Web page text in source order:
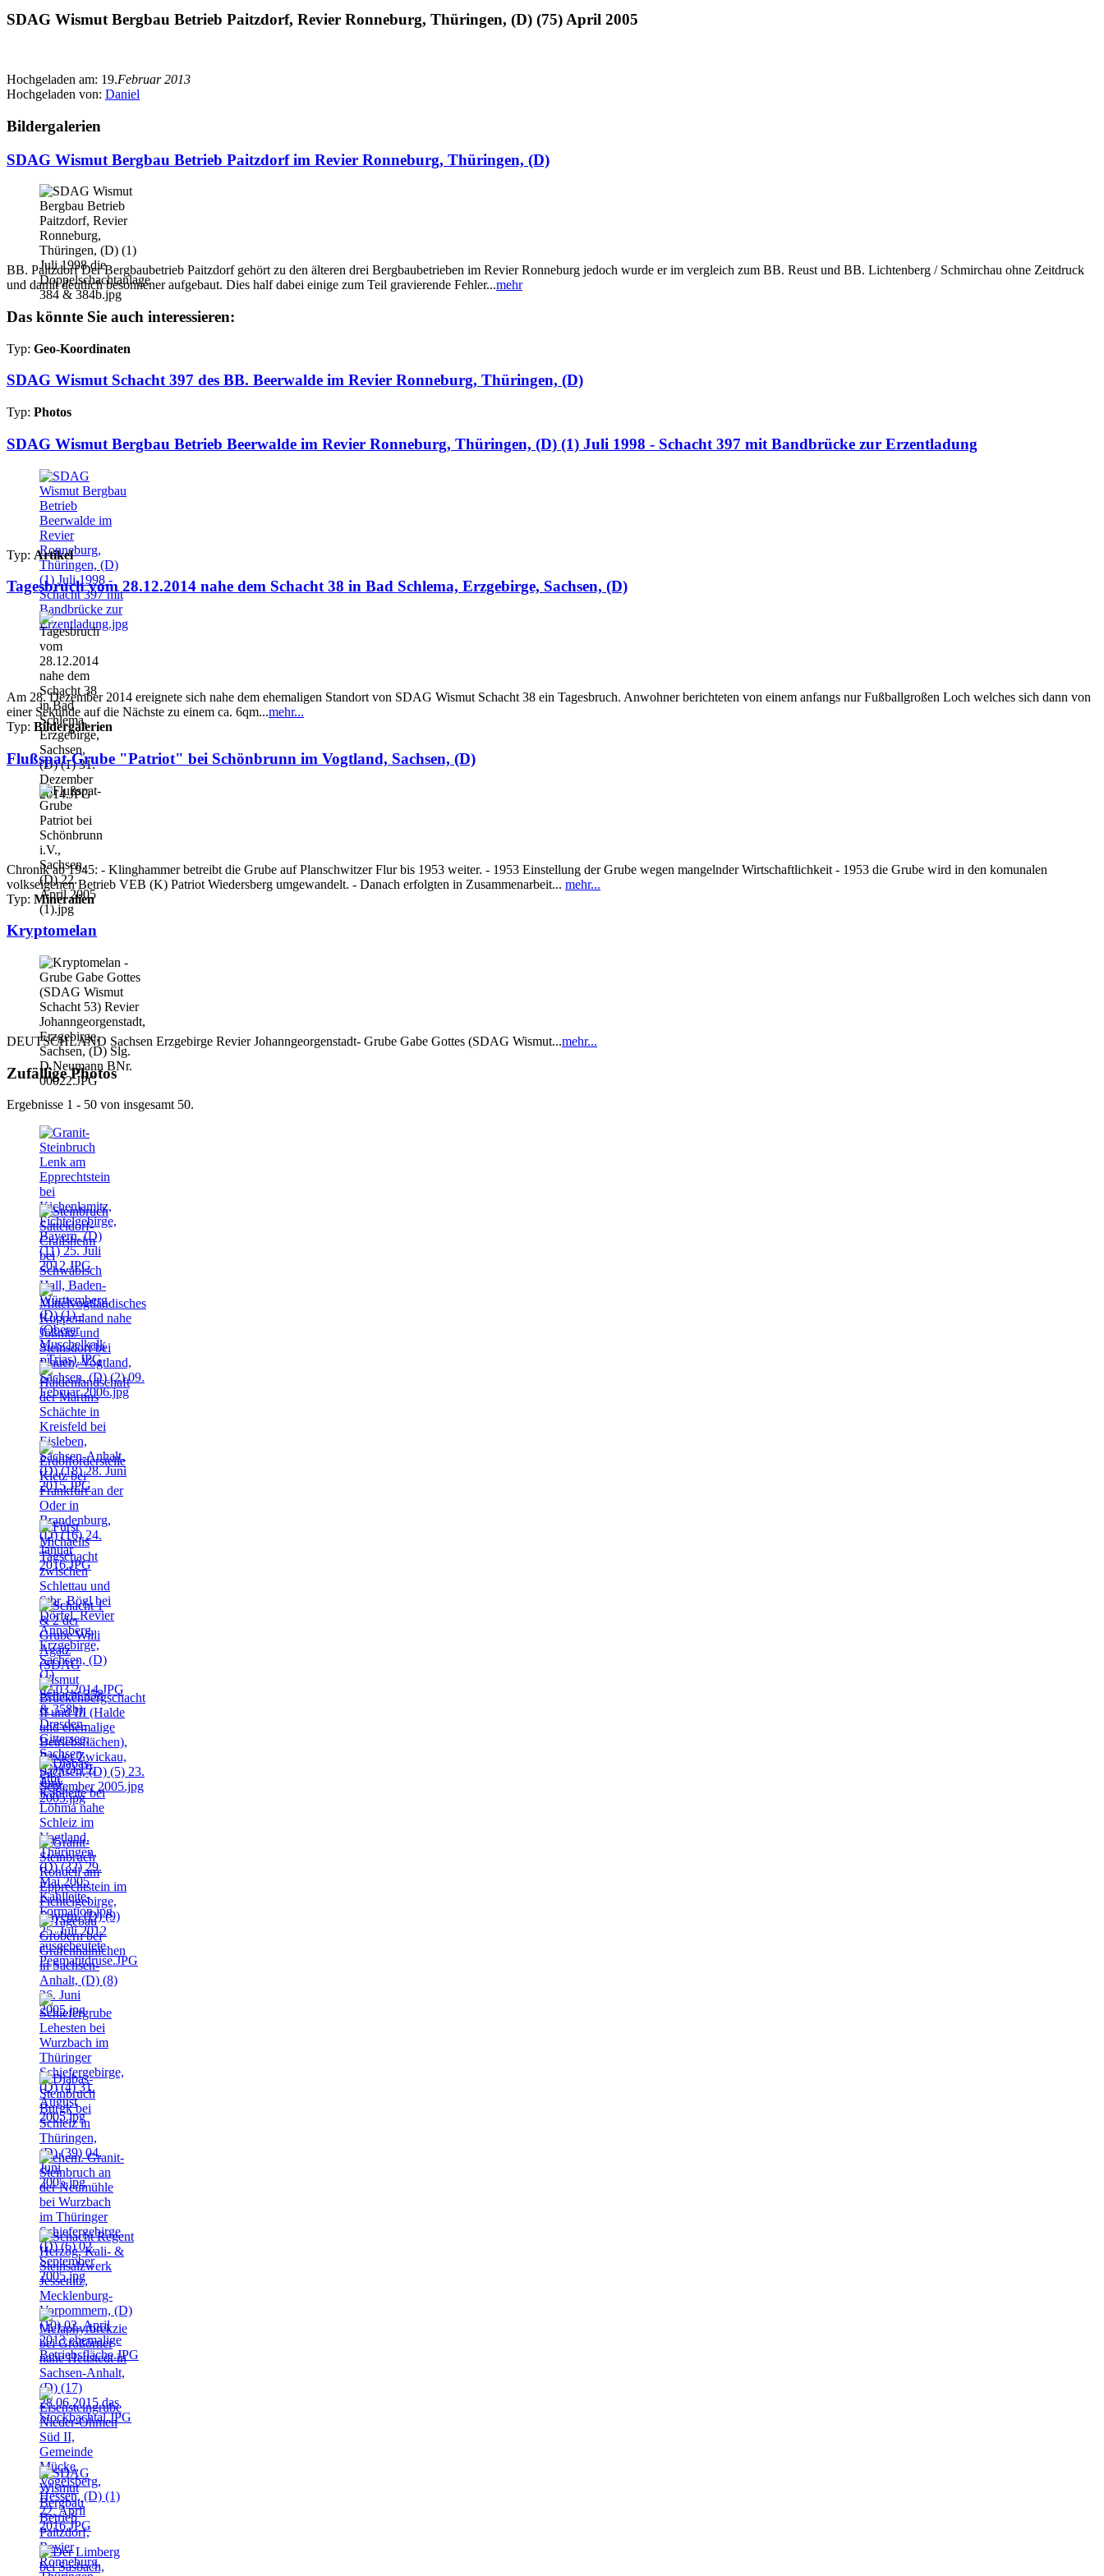
SDAG Wismut Bergbau Betrieb Paitzdorf, Revier Ronneburg, Thüringen, (D) (75) April 2005
Hochgeladen am: 19.Februar 2013
Hochgeladen von: Daniel
Bildergalerien
SDAG Wismut Bergbau Betrieb Paitzdorf im Revier Ronneburg, Thüringen, (D)
BB. Paitzdorf Der Bergbaubetrieb Paitzdorf gehört zu den älteren drei Bergbaubetrieben im Revier Ronneburg jedoch wurde er im vergleich zum BB. Reust und BB. Lichtenberg / Schmirchau ohne Zeitdruck
und damit deutlich besonnener aufgebaut. Dies half dabei einige zum Teil gravierende Fehler...mehr
Das könnte Sie auch interessieren:
Typ: Geo-Koordinaten
SDAG Wismut Schacht 397 des BB. Beerwalde im Revier Ronneburg, Thüringen, (D)
Typ: Photos
SDAG Wismut Bergbau Betrieb Beerwalde im Revier Ronneburg, Thüringen, (D) (1) Juli 1998 - Schacht 397 mit Bandbrücke zur Erzentladung
Typ: Artikel
Tagesbruch vom 28.12.2014 nahe dem Schacht 38 in Bad Schlema, Erzgebirge, Sachsen, (D)
Am 28. Dezember 2014 ereignete sich nahe dem ehemaligen Standort von SDAG Wismut Schacht 38 ein Tagesbruch. Anwohner berichteten von einem anfangs nur Fußballgroßen Loch welches sich dann von
einer Sekunde auf die Nächste zu einem ca. 6qm...mehr...
Typ: Bildergalerien
Flußspat-Grube "Patriot" bei Schönbrunn im Vogtland, Sachsen, (D)
Chronik ab 1945: - Klinghammer betreibt die Grube auf Planschwitzer Flur bis 1953 weiter. - 1953 Einstellung der Grube wegen mangelnder Wirtschaftlichkeit - 1953 die Grube wird in den komunalen
volkseigenen Betrieb VEB (K) Patriot Wiedersberg umgewandelt. - Danach erfolgten in Zusammenarbeit... mehr...
Typ: Mineralien
Kryptomelan
DEUTSCHLAND Sachsen Erzgebirge Revier Johanngeorgenstadt- Grube Gabe Gottes (SDAG Wismut...mehr...
Zufällige Photos
Ergebnisse 1 - 50 von insgesamt 50.